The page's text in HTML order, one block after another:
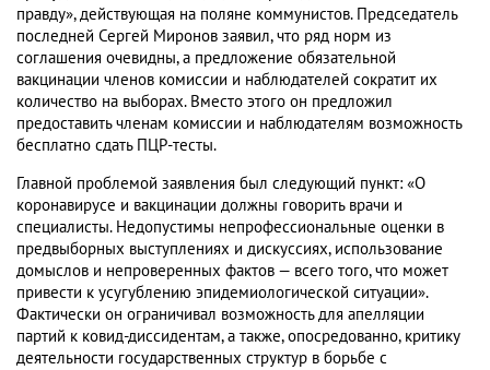
правду», действующая на поляне коммунистов. Председатель
последней Сергей Миронов заявил, что ряд норм из
соглашения очевидны, а предложение обязательной
вакцинации членов комиссии и наблюдателей сократит их
количество на выборах. Вместо этого он предложил
предоставить членам комиссии и наблюдателям возможность
бесплатно сдать ПЦР-тесты.
Главной проблемой заявления был следующий пункт: «О
коронавирусе и вакцинации должны говорить врачи и
специалисты. Недопустимы непрофессиональные оценки в
предвыборных выступлениях и дискуссиях, использование
домыслов и непроверенных фактов — всего того, что может
привести к усугублению эпидемиологической ситуации».
Фактически он ограничивал возможность для апелляции
партий к ковид-диссидентам, а также, опосредованно, критику
деятельности государственных структур в борьбе с